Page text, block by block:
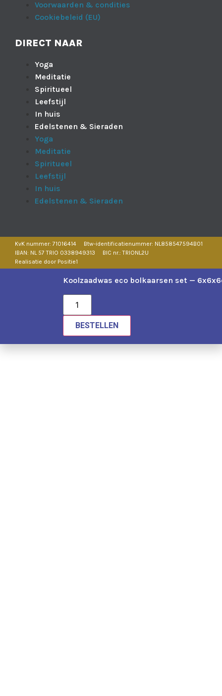
Voorwaarden & condities
Cookiebeleid (EU)
DIRECT NAAR
Yoga
Meditatie
Spiritueel
Leefstijl
In huis
Edelstenen & Sieraden
Yoga
Meditatie
Spiritueel
Leefstijl
In huis
Edelstenen & Sieraden
KvK nummer: 71016414
Btw-identificatienummer: NL858547594B01
IBAN: NL 57 TRIO 0338949313
BIC nr.: TRIONL2U
Realisatie door Positie1
Koolzaadwas eco bolkaarsen set —
BESTELLEN